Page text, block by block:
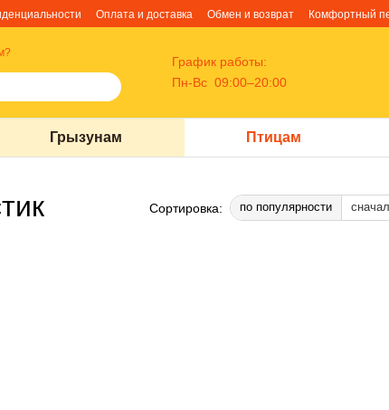
Оплата и доставка Обмен и возврат
Комфортный
График работы:
Пн-Вс 09:00–20:00
Грызунам Птицам
Сортировка: по популярности